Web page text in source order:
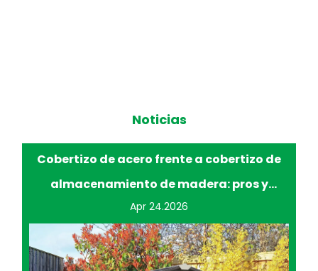
Noticias
Mejorar la comodidad y la eficiencia de la
jardinería con bancos rodantes
Apr 17.2026